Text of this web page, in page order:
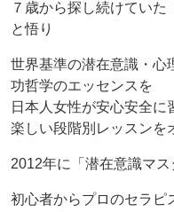
７歳から探し続けてい
と悟り
世界基準の潜在意識・心
功哲学のエッセンスを
日本人女性が安心安全に
楽しい段階別レッスンを
2012年に「潜在意識マス
初心者からプロのセラピ